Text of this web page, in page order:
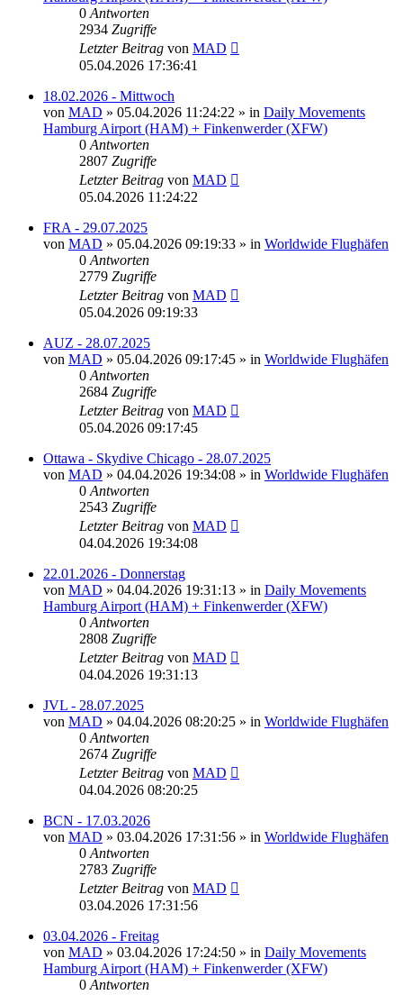
0 Antworten
2934 Zugriffe
Letzter Beitrag von MAD
05.04.2026 17:36:41
18.02.2026 - Mittwoch
von MAD » 05.04.2026 11:24:22 » in Daily Movements
Hamburg Airport (HAM) + Finkenwerder (XFW)
0 Antworten
2807 Zugriffe
Letzter Beitrag von MAD
05.04.2026 11:24:22
FRA - 29.07.2025
von MAD » 05.04.2026 09:19:33 » in Worldwide Flughäfen
0 Antworten
2779 Zugriffe
Letzter Beitrag von MAD
05.04.2026 09:19:33
AUZ - 28.07.2025
von MAD » 05.04.2026 09:17:45 » in Worldwide Flughäfen
0 Antworten
2684 Zugriffe
Letzter Beitrag von MAD
05.04.2026 09:17:45
Ottawa - Skydive Chicago - 28.07.2025
von MAD » 04.04.2026 19:34:08 » in Worldwide Flughäfen
0 Antworten
2543 Zugriffe
Letzter Beitrag von MAD
04.04.2026 19:34:08
22.01.2026 - Donnerstag
von MAD » 04.04.2026 19:31:13 » in Daily Movements
Hamburg Airport (HAM) + Finkenwerder (XFW)
0 Antworten
2808 Zugriffe
Letzter Beitrag von MAD
04.04.2026 19:31:13
JVL - 28.07.2025
von MAD » 04.04.2026 08:20:25 » in Worldwide Flughäfen
0 Antworten
2674 Zugriffe
Letzter Beitrag von MAD
04.04.2026 08:20:25
BCN - 17.03.2026
von MAD » 03.04.2026 17:31:56 » in Worldwide Flughäfen
0 Antworten
2783 Zugriffe
Letzter Beitrag von MAD
03.04.2026 17:31:56
03.04.2026 - Freitag
von MAD » 03.04.2026 17:24:50 » in Daily Movements
Hamburg Airport (HAM) + Finkenwerder (XFW)
0 Antworten